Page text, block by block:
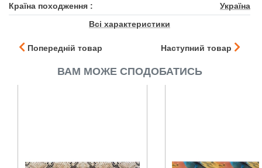
Країна походження :
Україна
Всі характеристики
Попередній товар Наступний товар
ВАМ МОЖЕ СПОДОБАТИСЬ